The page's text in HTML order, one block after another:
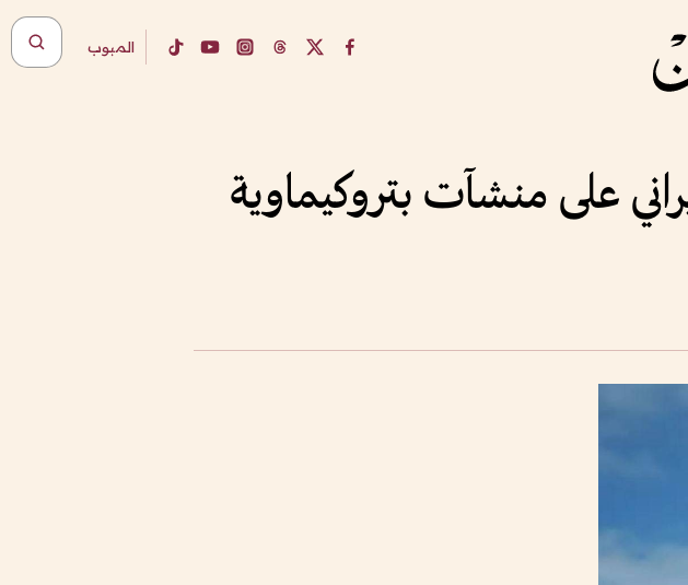
المبوب
على منشآت بتروكيماوية